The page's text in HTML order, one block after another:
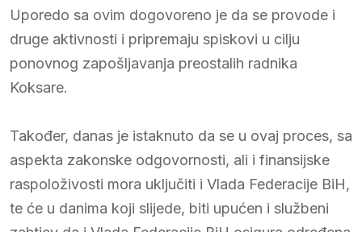
Uporedo sa ovim dogovoreno je da se provode i
druge aktivnosti i pripremaju spiskovi u cilju
ponovnog zapošljavanja preostalih radnika
Koksare.
Također, danas je istaknuto da se u ovaj proces, sa
aspekta zakonske odgovornosti, ali i finansijske
raspoloživosti mora uključiti i Vlada Federacije BiH,
te će u danima koji slijede, biti upućen i službeni